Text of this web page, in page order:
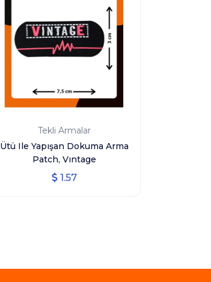
Tekli Armalar
Ütü Ile Yapışan Dokuma Arma
Patch, Vıntage
1.57